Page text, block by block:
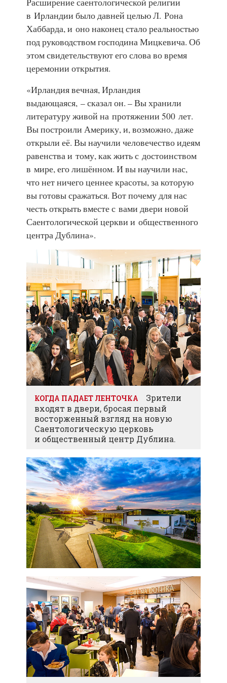
в Ирландии было давней целью Л. Рона
Хаббарда, и оно наконец стало реальностью
под руководством господина Мицкевича. Об
этом свидетельствуют его слова во время
церемонии открытия.
«Ирландия вечная, Ирландия
выдающаяся, – сказал он. – Вы хранили
литературу живой на протяжении 500 лет.
Вы построили Америку, и, возможно, даже
открыли её. Вы научили человечество идеям
равенства и тому, как жить с достоинством
в мире, его лишённом. И вы научили нас,
что нет ничего ценнее красоты, за которую
вы готовы сражаться. Вот почему для нас
честь открыть вместе с вами двери новой
Саентологической церкви и общественного
центра Дублина».
КОГДА ПАДАЕТ ЛЕНТОЧКА
Зрители
входят в двери, бросая первый
восторженный взгляд на новую
Саентологическую церковь
и общественный центр Дублина.